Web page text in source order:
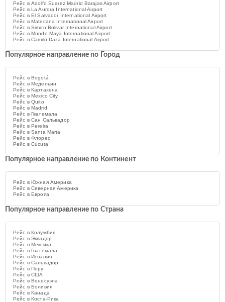
Рейс в Adolfo Suarez Madrid Barajas Airport
Рейс в La Aurora International Airport
Рейс в El Salvador International Airport
Рейс в Matecana International Airport
Рейс в Simon Bolivar International Airport
Рейс в Mundo Maya International Airport
Рейс в Camilo Daza International Airport
Популярное направление по Город
Рейс в Bogotá
Рейс в Медельин
Рейс в Картахена
Рейс в Mexico City
Рейс в Quito
Рейс в Madrid
Рейс в Гватемала
Рейс в Сан Сальвадор
Рейс в Pereira
Рейс в Santa Marta
Рейс в Флорес
Рейс в Cúcuta
Популярное направление по Континент
Рейс в Южная Америка
Рейс в Северная Америка
Рейс в Европа
Популярное направление по Страна
Рейс в Колумбия
Рейс в Эквадор
Рейс в Мексика
Рейс в Гватемала
Рейс в Испания
Рейс в Сальвадор
Рейс в Перу
Рейс в США
Рейс в Венесуэла
Рейс в Боливия
Рейс в Канада
Рейс в Коста-Рика